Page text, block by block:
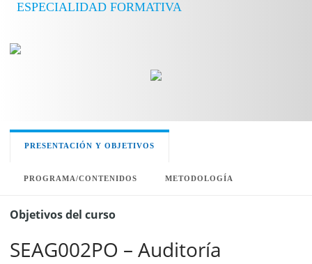
ESPECIALIDAD FORMATIVA
PRESENTACIÓN Y OBJETIVOS
PROGRAMA/CONTENIDOS METODOLOGÍA
Objetivos del curso
SEAG002PO – Auditoría